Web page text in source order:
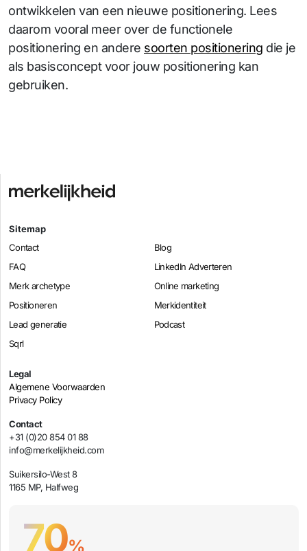
ontwikkelen van een nieuwe positionering. Lees
daarom vooral meer over de functionele
positionering en andere soorten positionering die je
als basisconcept voor jouw positionering kan
gebruiken.
Sitemap
Contact
Blog
FAQ
LinkedIn Adverteren
Merk archetype
Online marketing
Positioneren
Merkidentiteit
Lead generatie
Podcast
Sqrl
Legal
Algemene Voorwaarden
Privacy Policy
Contact
+31 (0)20 854 01 88
info@merkelijkheid.com
Suikersilo-West 8
1165 MP, Halfweg
70%